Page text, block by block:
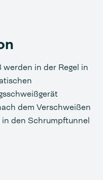
in der Regel in
dem Verschweißen
den Schrumpftunnel